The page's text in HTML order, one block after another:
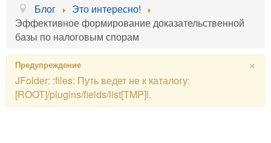
Об учреждении
Новости
Образовательные услуги
Услуги проживания
Блог
Это интересно!
Эффективное формирование доказательственной
базы по налоговым спорам
×
Предупреждение
JFolder: :files: Путь ведет не к каталогу:
[ROOT]/plugins/fields/list[TMP]l.